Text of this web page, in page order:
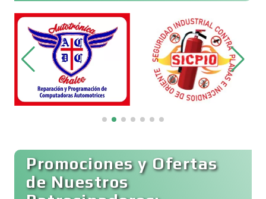
Belleza
Bordados y Estampados
Promociones y Ofertas
de Nuestros